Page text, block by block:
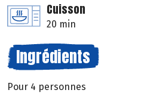
Cuisson
20 min
Ingrédients
Pour 4 personnes